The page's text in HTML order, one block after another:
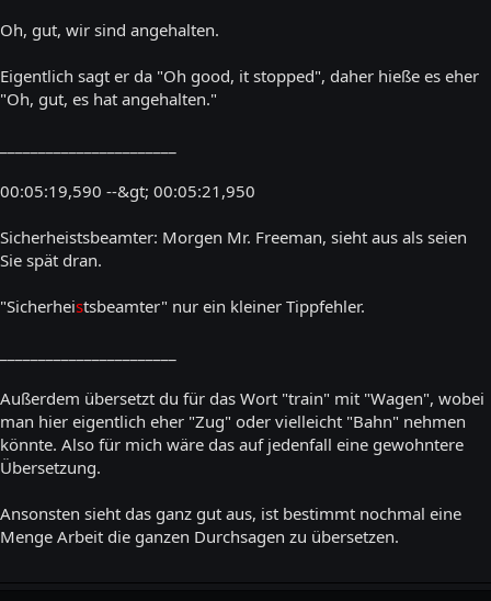
Oh, gut, wir sind angehalten.
Eigentlich sagt er da "Oh good, it stopped", daher hieße es eher
"Oh, gut, es hat angehalten."
00:05:19,590 --&gt; 00:05:21,950
Sicherheistsbeamter: Morgen Mr. Freeman, sieht aus als seien
Sie spät dran.
"Sicherheistsbeamter" nur ein kleiner Tippfehler.
Außerdem übersetzt du für das Wort "train" mit "Wagen", wobei
man hier eigentlich eher "Zug" oder vielleicht "Bahn" nehmen
könnte. Also für mich wäre das auf jedenfall eine gewohntere
Übersetzung.
Ansonsten sieht das ganz gut aus, ist bestimmt nochmal eine
Menge Arbeit die ganzen Durchsagen zu übersetzen.